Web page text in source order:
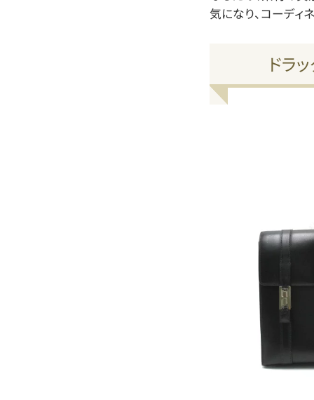
気になり、コーディ
ドラ